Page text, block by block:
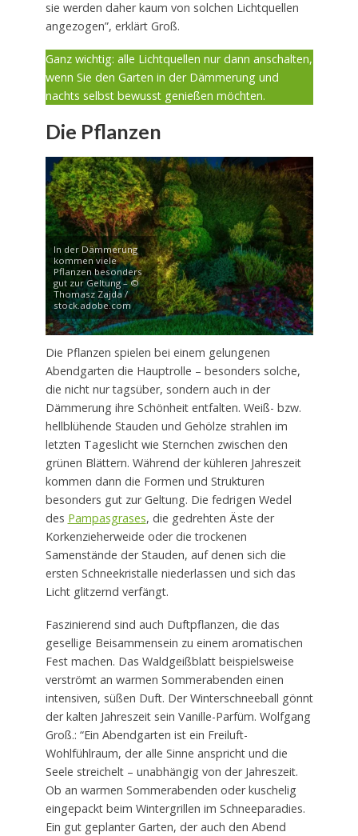
sie werden daher kaum von solchen Lichtquellen
angezogen”, erklärt Groß.
Ganz wichtig: alle Lichtquellen nur dann anschalten,
wenn Sie den Garten in der Dämmerung und
nachts selbst bewusst genießen möchten.
Die Pflanzen
In der Dämmerung
kommen viele
Pflanzen besonders
gut zur Geltung – ©
Thomasz Zajda /
stock.adobe.com
Die Pflanzen spielen bei einem gelungenen
Abendgarten die Hauptrolle – besonders solche,
die nicht nur tagsüber, sondern auch in der
Dämmerung ihre Schönheit entfalten. Weiß- bzw.
hellblühende Stauden und Gehölze strahlen im
letzten Tageslicht wie Sternchen zwischen den
grünen Blättern. Während der kühleren Jahreszeit
kommen dann die Formen und Strukturen
besonders gut zur Geltung. Die fedrigen Wedel
des Pampasgrases, die gedrehten Äste der
Korkenzieherweide oder die trockenen
Samenstände der Stauden, auf denen sich die
ersten Schneekristalle niederlassen und sich das
Licht glitzernd verfängt.
Faszinierend sind auch Duftpflanzen, die das
gesellige Beisammensein zu einem aromatischen
Fest machen. Das Waldgeißblatt beispielsweise
verströmt an warmen Sommerabenden einen
intensiven, süßen Duft. Der Winterschneeball gönnt
der kalten Jahreszeit sein Vanille-Parfüm. Wolfgang
Groß.: “Ein Abendgarten ist ein Freiluft-
Wohlfühlraum, der alle Sinne anspricht und die
Seele streichelt – unabhängig von der Jahreszeit.
Ob an warmen Sommerabenden oder kuschelig
eingepackt beim Wintergrillen im Schneeparadies.
Ein gut geplanter Garten, der auch den Abend